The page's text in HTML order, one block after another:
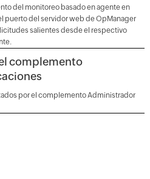
del monitoreo basado en agente en
puerto del servidor web de OpManager
salientes desde el respectivo
complemento
por el complemento Administrador